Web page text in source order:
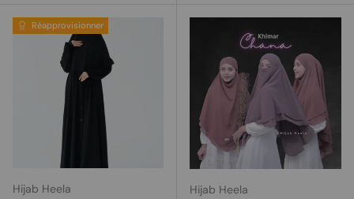
Réapprovisionner
Hijab Heela Hijab Heela